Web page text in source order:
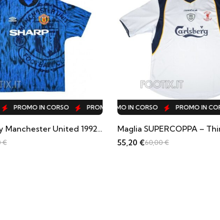
PROMO IN CORSO PROMO IN CORSO
PROMO IN CORSO PROMO IN CORSO PROMO IN
PROMO IN CORSO PROMO IN CORSO PROMO IN
IN CORSO PROMO IN CORSO PROMO IN CORSO
Maglia SUPERCOPPA – Third Liverpool 2000/01
PROMO IN CORSO PROMO IN CORSO